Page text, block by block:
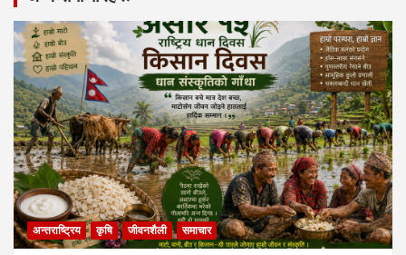
अन्तराष्ट्रिय कृषि जीवनशैली समाचार